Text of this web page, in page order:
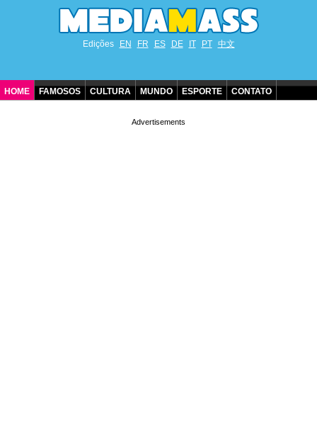
Edições EN FR ES DE IT PT 中文
HOME FAMOSOS CULTURA MUNDO ESPORTE CONTATO